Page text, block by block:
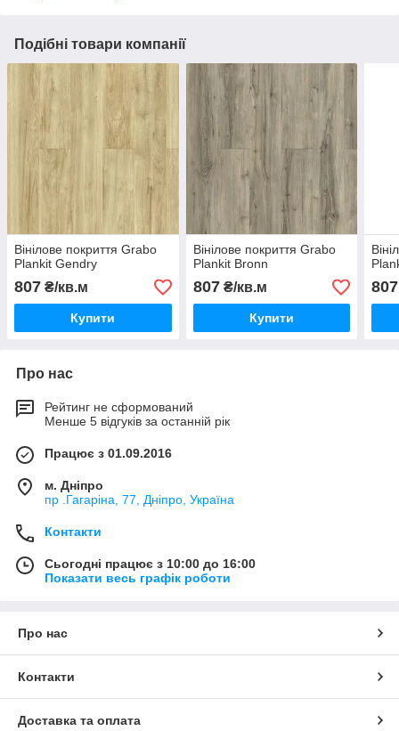
Подібні товари компанії
Вінілове покриття Grabo
Plankit Gendry
807 ₴/кв.м
Купити
Вінілове покриття Grabo
Plankit Bronn
807₴/кв.м
Купити
807
Про нас
Рейтинг не сформований
Менше 5 відгуків за останній рік
Працює з 01.09.2016
м. Дніпро
пр .Гагаріна, 77, Дніпро, Україна
Контакти
Сьогодні працює з 10:00 до 16:00
Показати весь графік роботи
Про нас
Контакти
Доставка та оплата